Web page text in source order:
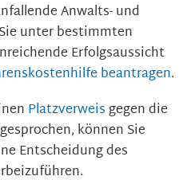
Anwalts- und
unter bestimmten
Erfolgsaussicht
beantragen.
Platzverweisgegen die
können Sie
Entscheidung des